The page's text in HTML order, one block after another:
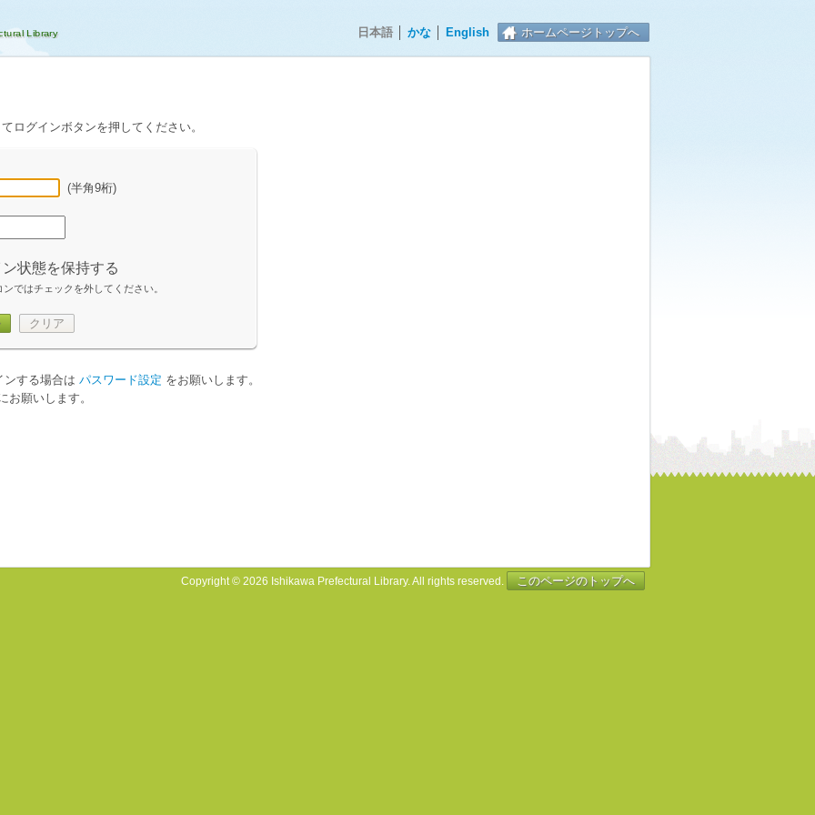
日本語 かな English ホームページトップへ
ログインボタンを押してください。
(半角9桁)
状態を保持する
ではチェックを外してください。
クリア
ンする場合は パスワード設定 をお願いします。
お願いします。
Copyright © 2026 Ishikawa Prefectural Library. All rights reserved. このページのトップへ